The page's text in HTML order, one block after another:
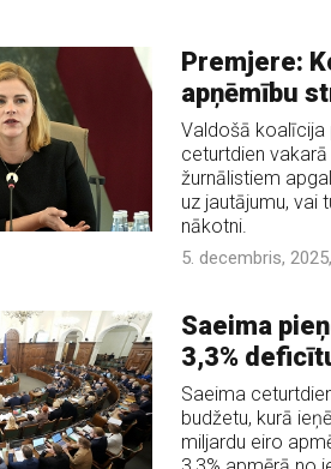
Premjere:
apņēmību
Valdošā koalīcija
ceturtdien
žurnālistiem
uz jautājumu, vai
nākotni.
5. decembris,
Saeima
3,3%
Saeima
budžetu, kurā
miljardu eiro